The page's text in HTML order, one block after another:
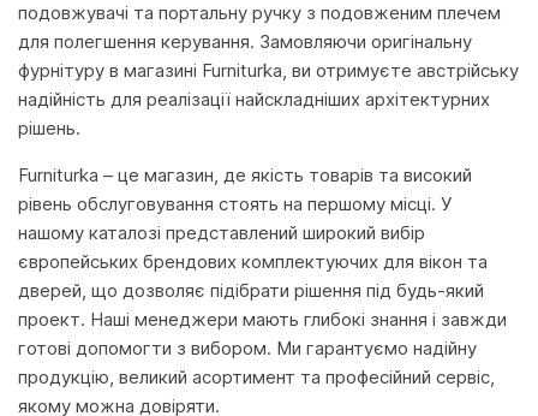
подовжувачі та портальну ручку з подовженим плечем
для полегшення керування. Замовляючи оригінальну
фурнітуру в магазині Furniturka, ви отримуєте австрійську
надійність для реалізації найскладніших архітектурних
рішень.
Furniturka – це магазин, де якість товарів та високий
рівень обслуговування стоять на першому місці. У
нашому каталозі представлений широкий вибір
європейських брендових комплектуючих для вікон та
дверей, що дозволяє підібрати рішення під будь-який
проект. Наші менеджери мають глибокі знання і завжди
готові допомогти з вибором. Ми гарантуємо надійну
продукцію, великий асортимент та професійний сервіс,
якому можна довіряти.